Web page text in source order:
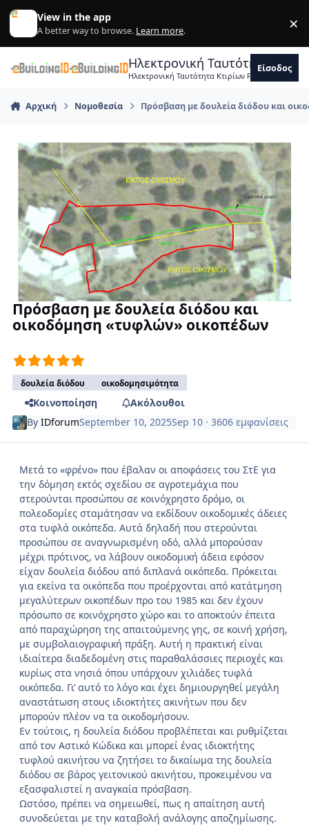
Skip to content
View in the app
A better way to browse. Learn more. ×
Ηλεκτρονική Ταυτότητα
Ηλεκτρονική Ταυτότητα Κτιρίων Forum
Είσοδος
Αρχική Νομοθεσία Πρόσβαση με δουλεία διόδου και
Πρόσβαση με δουλεία διόδου και
οικοδόμηση «τυφλών» οικοπέδων
δουλεία διόδου οικοδομησιμότητα
Κοινοποίηση
Ακόλουθοι
ByIDforumSeptember 10, 2025Sep 10 · 3606 εμφανίσεις
Μετά το «φρένο» που έβαλαν οι αποφάσεις του ΣτΕ για
την δόμηση εκτός σχεδίου σε αγροτεμάχια που
στερούνται προσώπου σε κοινόχρηστο δρόμο, οι
πολεοδομίες σταμάτησαν να εκδίδουν οικοδομικές άδειες
στα τυφλά οικόπεδα. Αυτά δηλαδή που στερούνται
προσώπου σε αναγνωρισμένη οδό, αλλά μπορούσαν
μέχρι πρότινος, να λάβουν οικοδομική άδεια εφόσον
είχαν δουλεία διόδου από διπλανά οικόπεδα. Πρόκειται
για εκείνα τα οικόπεδα που προέρχονται από κατάτμηση
μεγαλύτερων οικοπέδων προ του 1985 και δεν έχουν
πρόσωπο σε κοινόχρηστο χώρο και το αποκτούν έπειτα
από παραχώρηση της απαιτούμενης γης, σε κοινή χρήση,
με συμβολαιογραφική πράξη. Αυτή η πρακτική είναι
ιδιαίτερα διαδεδομένη στις παραθαλάσσιες περιοχές και
κυρίως στα νησιά όπου υπάρχουν χιλιάδες τυφλά
οικόπεδα. Γι’ αυτό το λόγο και έχει δημιουργηθεί μεγάλη
αναστάτωση στους ιδιοκτήτες ακινήτων που δεν
μπορούν πλέον να τα οικοδομήσουν.
Εν τούτοις, η δουλεία διόδου προβλέπεται και ρυθμίζεται
από τον Αστικό Κώδικα και μπορεί ένας ιδιοκτήτης
τυφλού ακινήτου να ζητήσει το δικαίωμα της δουλεία
διόδου σε βάρος γειτονικού ακινήτου, προκειμένου να
εξασφαλιστεί η αναγκαία πρόσβαση.
Ωστόσο, πρέπει να σημειωθεί, πως η απαίτηση αυτή
συνοδεύεται με την καταβολή ανάλογης αποζημίωσης.